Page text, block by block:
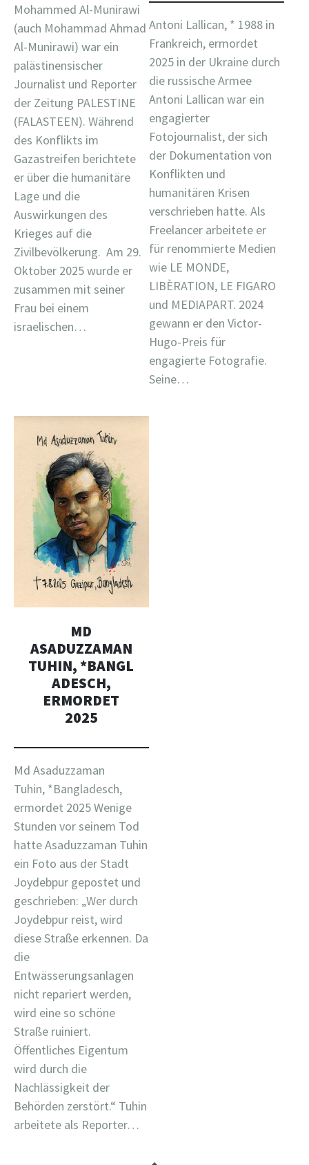
Mohammed Al-Munirawi
(auch Mohammad Ahmad
Al-Munirawi) war ein
palästinensischer
Journalist und Reporter
der Zeitung PALESTINE
(FALASTEEN). Während
des Konflikts im
Gazastreifen berichtete
er über die humanitäre
Lage und die
Auswirkungen des
Krieges auf die
Zivilbevölkerung. Am 29.
Oktober 2025 wurde er
zusammen mit seiner
Frau bei einem
israelischen…
Antoni Lallican, * 1988 in
Frankreich, ermordet
2025 in der Ukraine durch
die russische Armee
Antoni Lallican war ein
engagierter
Fotojournalist, der sich
der Dokumentation von
Konflikten und
humanitären Krisen
verschrieben hatte. Als
Freelancer arbeitete er
für renommierte Medien
wie LE MONDE,
LIBÈRATION, LE FIGARO
und MEDIAPART. 2024
gewann er den Victor-
Hugo-Preis für
engagierte Fotografie.
Seine…
MD
ASADUZZAMAN
TUHIN, *BANGL
ADESCH,
ERMORDET
2025
Md Asaduzzaman
Tuhin, *Bangladesch,
ermordet 2025 Wenige
Stunden vor seinem Tod
hatte Asaduzzaman Tuhin
ein Foto aus der Stadt
Joydebpur gepostet und
geschrieben: „Wer durch
Joydebpur reist, wird
diese Straße erkennen. Da
die
Entwässerungsanlagen
nicht repariert werden,
wird eine so schöne
Straße ruiniert.
Öffentliches Eigentum
wird durch die
Nachlässigkeit der
Behörden zerstört.“ Tuhin
arbeitete als Reporter…